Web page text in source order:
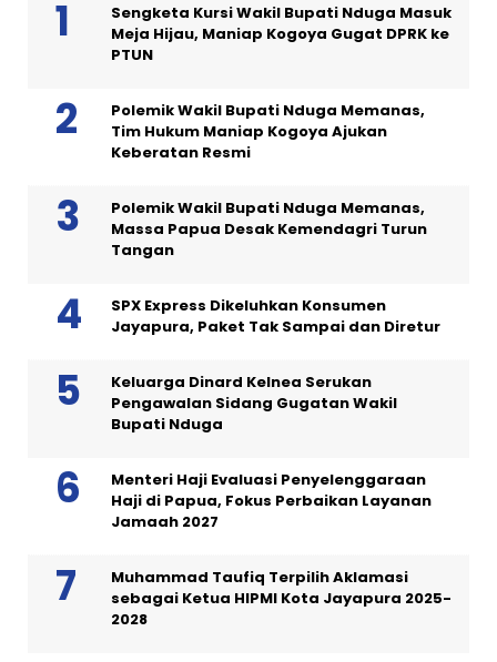
Sengketa Kursi Wakil Bupati Nduga Masuk
Meja Hijau, Maniap Kogoya Gugat DPRK ke
PTUN
Polemik Wakil Bupati Nduga Memanas,
Tim Hukum Maniap Kogoya Ajukan
Keberatan Resmi
Polemik Wakil Bupati Nduga Memanas,
Massa Papua Desak Kemendagri Turun
Tangan
SPX Express Dikeluhkan Konsumen
Jayapura, Paket Tak Sampai dan Diretur
Keluarga Dinard Kelnea Serukan
Pengawalan Sidang Gugatan Wakil
Bupati Nduga
Menteri Haji Evaluasi Penyelenggaraan
Haji di Papua, Fokus Perbaikan Layanan
Jamaah 2027
Muhammad Taufiq Terpilih Aklamasi
sebagai Ketua HIPMI Kota Jayapura 2025-
2028